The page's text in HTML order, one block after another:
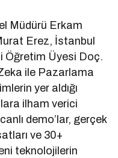
Müdürü Erkam
Erez, İstanbul
Öğretim Üyesi Doç.
ile Pazarlama
yer aldığı
ilham verici
demo’lar, gerçek
ve 30+
teknolojilerin